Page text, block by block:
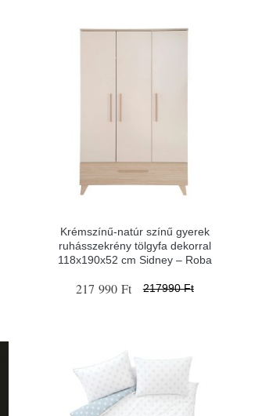
Krémszínű-natúr színű gyerek
ruhásszekrény tölgyfa dekorral
118x190x52 cm Sidney – Roba
217 990 Ft 217990 Ft